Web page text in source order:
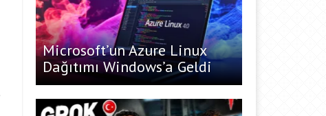
Microsoft’un Azure Linux
Dağıtımı Windows’a Geldi